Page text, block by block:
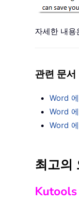
자세한 내용
관련 문서
Word
Word
Word
최고의